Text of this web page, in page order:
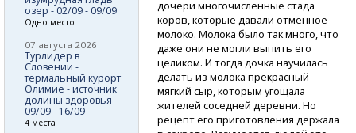
дочери многочисленные стада
коров, которые давали отменное
молоко. Молока было так много, что
даже они не могли выпить его
целиком. И тогда дочка научилась
делать из молока прекрасный
мягкий сыр, которым угощала
жителей соседней деревни. Но
рецепт его приготовления держала
озер - 02/09 - 09/09
Одно место
07 августа 2026
Турлидер в
Словении -
термальный курорт
Олимие - источник
долины здоровья -
09/09 - 16/09
4 места